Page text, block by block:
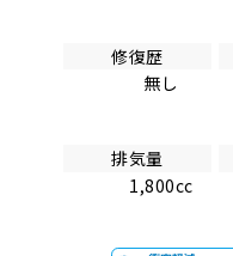
修復歴
無し
排気量
1,800cc